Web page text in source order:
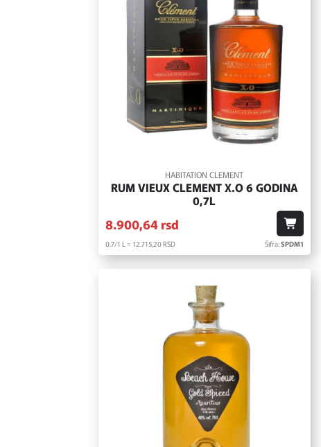
HABITATION CLEMENT
RUM VIEUX CLEMENT X.O 6 GODINA
0,7L
8.900,64rsd
0.7/1 L = 12.715,20RSD Šifra:SPDM1